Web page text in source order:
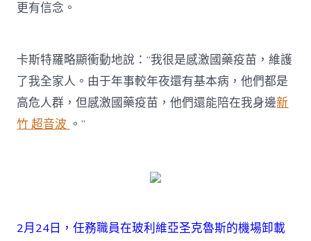
更有信念。
卡斯特羅略顯衝動地說：“我很是感激國藥疫苗，維護
了我全家人。由于年事較年夜還有基本病，他們都是
高危人群，但感激國藥疫苗，他們還能陪在我身邊新
竹 超音波 。”
2月24日，任務職員在玻利維亞圣克魯斯的機場卸載